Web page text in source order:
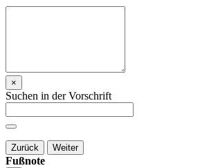
×
Suchen in der Vorschrift
Zurück Weiter
Fußnote